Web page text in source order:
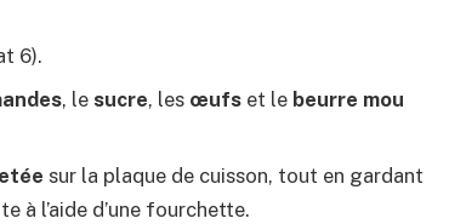
6).
, le sucre, les œufs et le beurre mou
sur la plaque de cuisson, tout en gardant
à l’aide d’une fourchette.